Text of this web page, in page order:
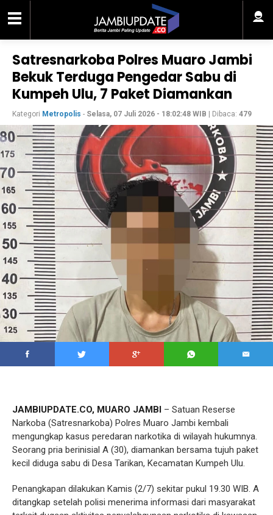
Satresnarkoba Polres Muaro Jambi
Bekuk Terduga Pengedar Sabu di
Kumpeh Ulu, 7 Paket Diamankan
Kategori Metropolis - Selasa, 07 Juli 2026 - 18:02:48 WIB | Dibaca: 479
JAMBIUPDATE.CO, MUARO JAMBI – Satuan Reserse
Narkoba (Satresnarkoba) Polres Muaro Jambi kembali
mengungkap kasus peredaran narkotika di wilayah hukumnya.
Seorang pria berinisial A (30), diamankan bersama tujuh paket
kecil diduga sabu di Desa Tarikan, Kecamatan Kumpeh Ulu.
Penangkapan dilakukan Kamis (2/7) sekitar pukul 19.30 WIB. A
ditangkap setelah polisi menerima informasi dari masyarakat